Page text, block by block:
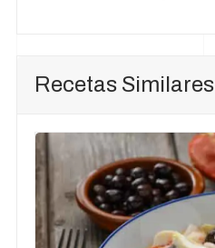
Recetas Similares